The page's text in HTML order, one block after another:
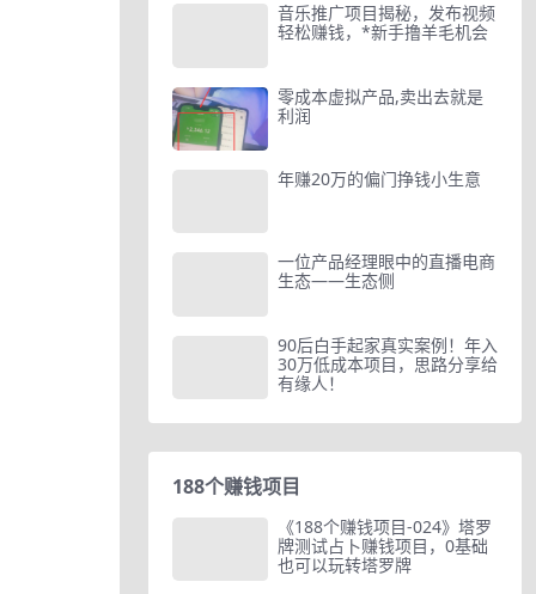
音乐推广项目揭秘，发布视频
轻松赚钱，*新手撸羊毛机会
零成本虚拟产品,卖出去就是
利润
年赚20万的偏门挣钱小生意
一位产品经理眼中的直播电商
生态——生态侧
90后白手起家真实案例！年入
30万低成本项目，思路分享给
有缘人！
188个赚钱项目
《188个赚钱项目-024》塔罗
牌测试占卜赚钱项目，0基础
也可以玩转塔罗牌